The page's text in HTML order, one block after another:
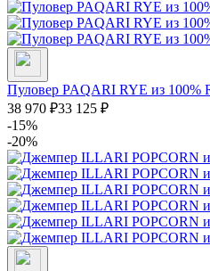
Пуловер PAQARI RYE из 100%
38 970 ₽33 125 ₽
-15%
-20%